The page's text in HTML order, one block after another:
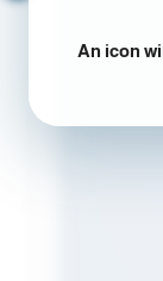
An icon